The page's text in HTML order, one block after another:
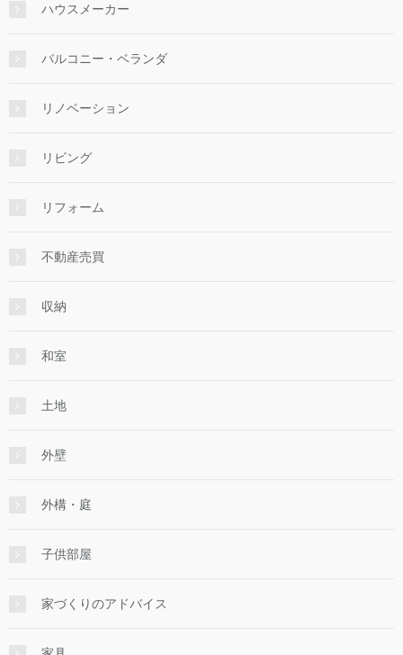
ハウスメーカー
バルコニー・ベランダ
リノベーション
リビング
リフォーム
不動産売買
収納
和室
土地
外壁
外構・庭
子供部屋
家づくりのアドバイス